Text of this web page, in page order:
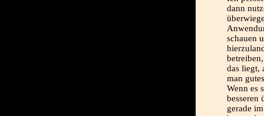
dann
schauen
das liegt,
man
Wenn es
besseren
gerade